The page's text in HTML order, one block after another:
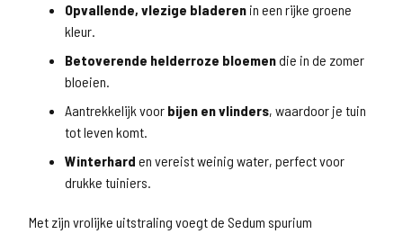
Opvallende, vlezige bladeren in een rijke groene
kleur.
Betoverende helderroze bloemendie in de zomer
bloeien.
Aantrekkelijk voor bijen en vlinders, waardoor je tuin
tot leven komt.
Winterhard en vereist weinig water, perfect voor
drukke tuiniers.
Met zijn vrolijke uitstraling voegt de Sedum spurium